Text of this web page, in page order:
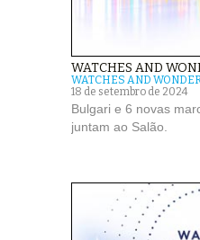
WATCHES AND
WATCHES AND
18 de setembro de 2024
Bulgari e 6 novas
juntam ao Salão.